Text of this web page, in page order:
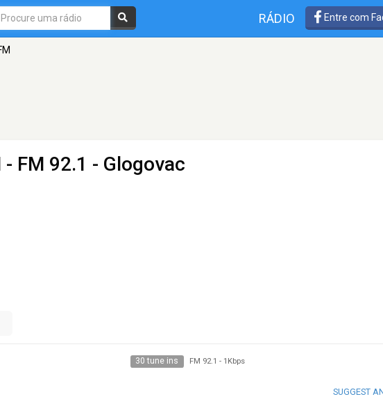
RÁDIO Entre com
- FM 92.1 - Glogovac
30 tune ins FM 92.1 - 1Kbps
SUGGEST